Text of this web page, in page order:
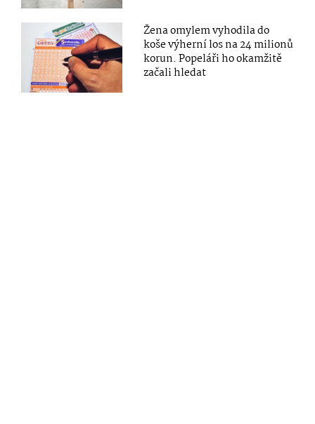
Žena omylem vyhodila do
koše výherní los na 24 milionů
korun. Popeláři ho okamžitě
začali hledat